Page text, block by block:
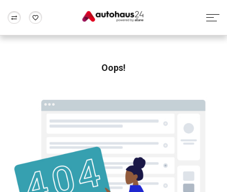
Rund um die Inzahlungnahme
Oops!